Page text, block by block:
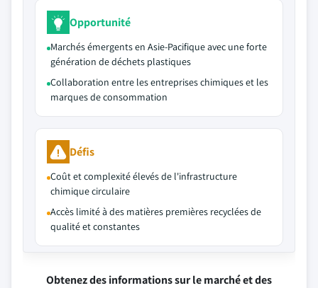
Opportunité
Marchés émergents en Asie-Pacifique avec une forte
génération de déchets plastiques
Collaboration entre les entreprises chimiques et les
marques de consommation
Défis
Coût et complexité élevés de l'infrastructure
chimique circulaire
Accès limité à des matières premières recyclées de
qualité et constantes
Obtenez des informations sur le marché et des